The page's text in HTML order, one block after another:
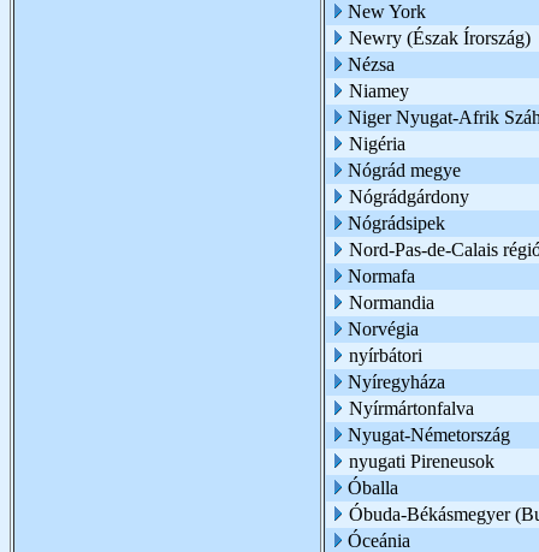
New York
Newry (Észak Írország)
Nézsa
Niamey
Niger Nyugat-Afrik
Nigéria
Nógrád megye
Nógrádgárdony
Nógrádsipek
Nord-Pas-de-Calais
Normafa
Normandia
Norvégia
nyírbátori
Nyíregyháza
Nyírmártonfalva
Nyugat-Németország
nyugati Pireneusok
Óballa
Óbuda-Békásmegyer
Óceánia